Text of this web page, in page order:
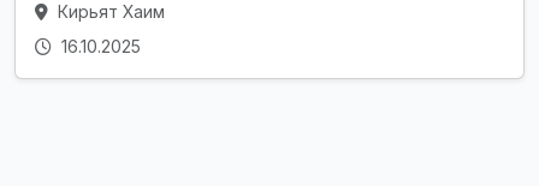
Кирьят Хаим
16.10.2025